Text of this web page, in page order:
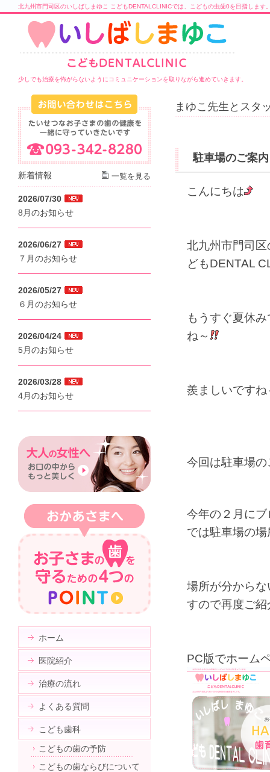
北九州市門司区のいしばしまゆこ こどもDENTALCLINICでは、こどもの虫歯0を目指します
少しでも治療を怖がらないようにコミュニケーションを取りながら進めていきます。
まゆこ先生とスタ
駐車場のご案内
こんにちは
北九州市門司
どもDENTAL
もうすぐ夏休
ね～
羨ましいです
今回は駐車場
今年の２月に
では駐車場の
場所が分から
すので再度ご
PC版でホーム
新着情報 一覧を見る
2026/07/30
8月のお知らせ
2026/06/27
７月のお知らせ
2026/05/27
６月のお知らせ
2026/04/24
5月のお知らせ
2026/03/28
4月のお知らせ
ホーム
医院紹介
治療の流れ
よくある質問
こども歯科
こどもの歯の予防
こどもの歯ならびについて